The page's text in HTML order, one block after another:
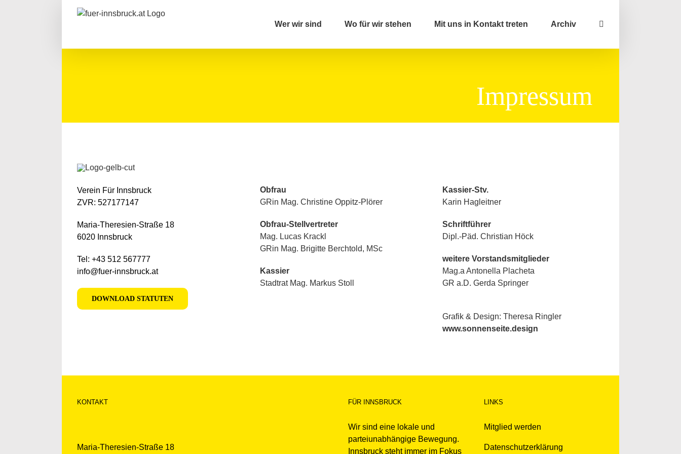
Wer wir sind Wo für wir stehen Mit uns in Kontakt treten Archiv
Impressum
Verein Für Innsbruck
ZVR: 527177147
Maria-Theresien-Straße 18
6020 Innsbruck
Tel: +43 512 567777
info@fuer-innsbruck.at
DOWNLOAD STATUTEN
Obfrau
GRin Mag. Christine Oppitz-Plörer
Obfrau-Stellvertreter
Mag. Lucas Krackl
GRin Mag. Brigitte Berchtold, MSc
Kassier
Stadtrat Mag. Markus Stoll
Kassier-Stv.
Karin Hagleitner
Schriftführer
Dipl.-Päd. Christian Höck
weitere Vorstandsmitglieder
Mag.a Antonella Placheta
GR a.D. Gerda Springer
Grafik & Design: Theresa Ringler
www.sonnenseite.design
KONTAKT
Maria-Theresien-Straße 18
FÜR INNSBRUCK
Wir sind eine lokale und
parteiunabhängige Bewegung.
Innsbruck steht immer im Fokus
LINKS
Mitglied werden
Datenschutzerklärung